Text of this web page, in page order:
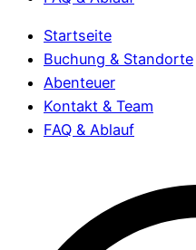
Startseite
Buchung & Standorte
Abenteuer
Kontakt & Team
FAQ & Ablauf